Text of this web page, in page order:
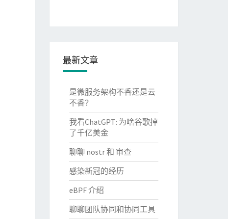
最新文章
是微服务架构不香还是云
不香？
我看ChatGPT: 为啥谷歌掉
了千亿美金
聊聊 nostr 和 审查
感染新冠的经历
eBPF 介绍
聊聊团队协同和协同工具